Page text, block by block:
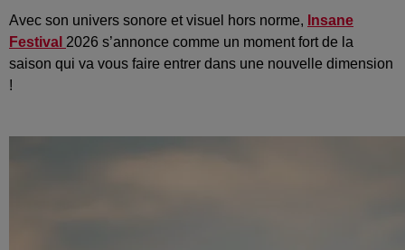
Avec son univers sonore et visuel hors norme, Insane
Festival 2026 s’annonce comme un moment fort de la
saison qui va vous faire entrer dans une nouvelle dimension
!